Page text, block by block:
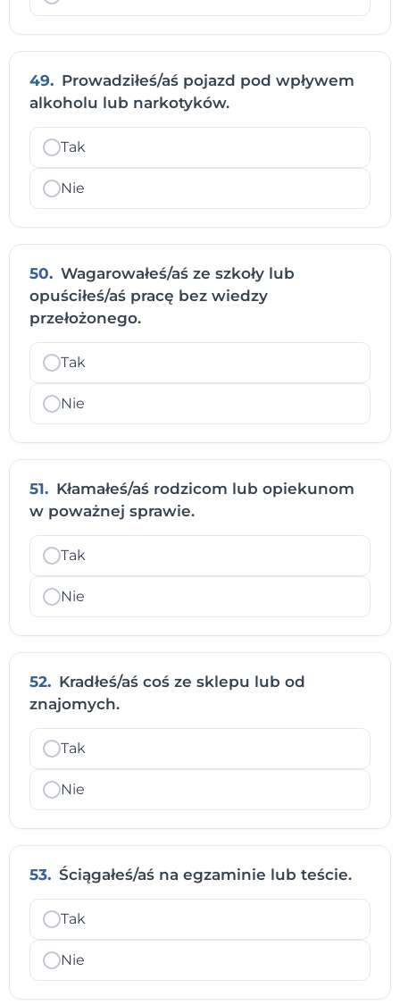
49. Prowadziłeś/aś pojazd pod wpływem
alkoholu lub narkotyków.
Tak
Nie
50. Wagarowałeś/aś ze szkoły lub
opuściłeś/aś pracę bez wiedzy
przełożonego.
Tak
Nie
51. Kłamałeś/aś rodzicom lub opiekunom
w poważnej sprawie.
Tak
Nie
52. Kradłeś/aś coś ze sklepu lub od
znajomych.
Tak
Nie
53. Ściągałeś/aś na egzaminie lub teście.
Tak
Nie